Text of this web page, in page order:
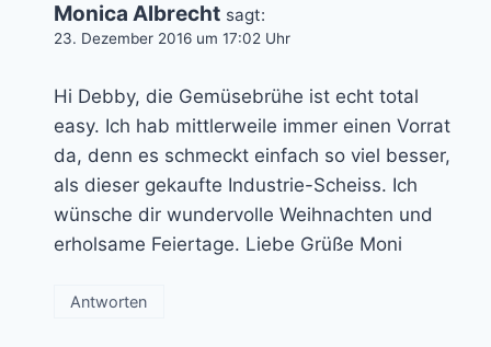
Monica Albrecht sagt:
23. Dezember 2016 um 17:02 Uhr
Hi Debby, die Gemüsebrühe ist echt total
easy. Ich hab mittlerweile immer einen Vorrat
da, denn es schmeckt einfach so viel besser,
als dieser gekaufte Industrie-Scheiss. Ich
wünsche dir wundervolle Weihnachten und
erholsame Feiertage. Liebe Grüße Moni
Antworten